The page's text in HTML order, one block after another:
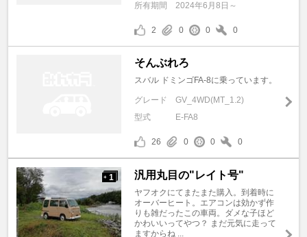
所有期間
2024年6月8日～
2 0 0 0
そんぶれろ
スバル ドミンゴFA-8に乗っています。
グレード
GV_4WD(MT_1.2)
型式
E-FA8
26 0 0 0
+ 1 汎用丸目の"レイト号"
ヤフオクにてまたまた購入。到着時に
オーバーヒート。エアコンは効かず作
りも雑だったこの車両。ダメな子ほど
かわいいってやつ？ まだ元気に走って
ますからね ...